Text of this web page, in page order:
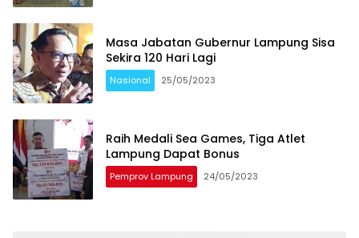
Masa Jabatan Gubernur Lampung Sisa
Sekira 120 Hari Lagi
Nasional 25/05/2023
Raih Medali Sea Games, Tiga Atlet
Lampung Dapat Bonus
Pemprov Lampung 24/05/2023